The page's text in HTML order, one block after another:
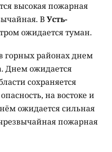
высокая пожарная
ВУсть-
ожидается туман.
горных районах днем
Днем ожидается
сохраняется
на востоке и
ожидается сильная
пожарная